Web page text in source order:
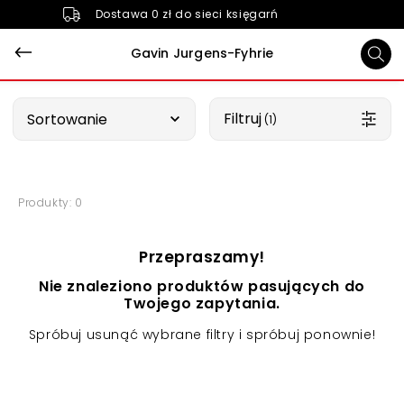
Dostawa 0 zł do sieci księgarń
Gavin Jurgens-Fyhrie
Sortowanie Filtruj (1)
Produkty: 0
Przepraszamy!
Nie znaleziono produktów pasujących do
Twojego zapytania.
Spróbuj usunąć wybrane filtry i spróbuj ponownie!